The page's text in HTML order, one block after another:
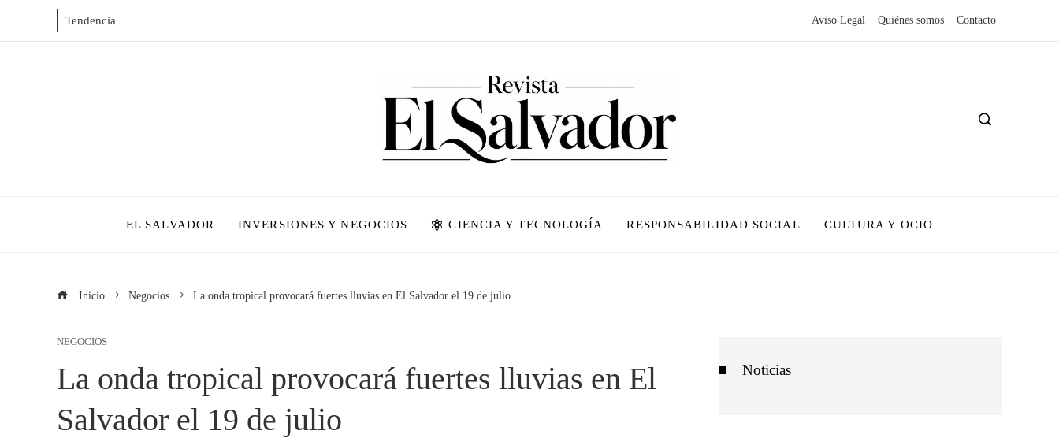
Tendencia Aviso Legal Quiénes somos Contacto
EL SALVADOR INVERSIONES Y NEGOCIOS CIENCIA Y TECNOLOGÍA RESPONSABILIDAD SOCIAL CULTURA Y OCIO
Inicio Negocios La onda tropical provocará fuertes lluvias en El Salvador el 19 de julio
NEGOCIOS
La onda tropical provocará fuertes lluvias en El
Salvador el 19 de julio
Noticias